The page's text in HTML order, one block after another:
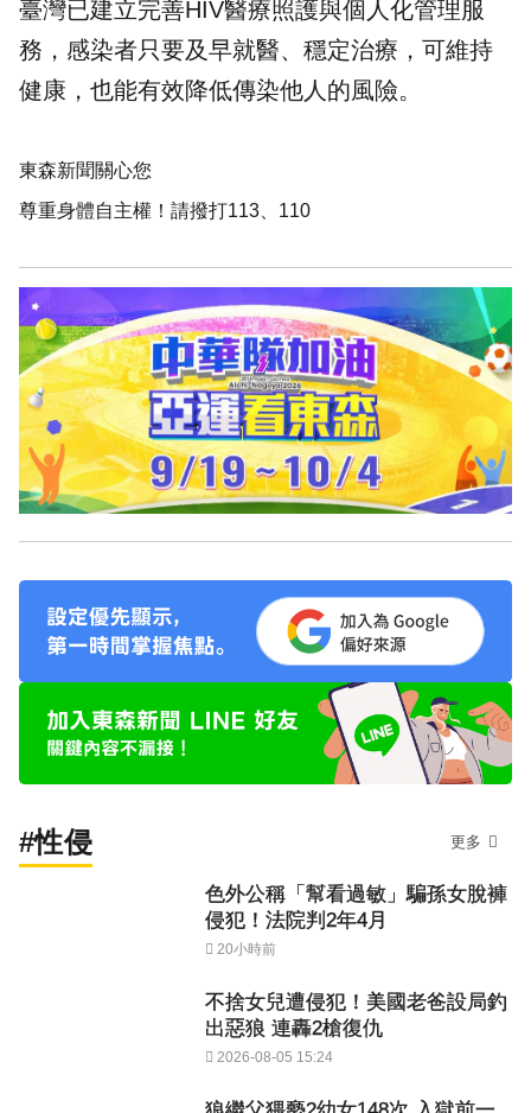
臺灣已建立完善HIV醫療照護與個人化管理服
務，感染者只要及早就醫、穩定治療，可維持
健康，也能有效降低傳染他人的風險。
東森新聞關心您
尊重身體自主權！請撥打113、110
#性侵 更多
色外公稱「幫看過敏」騙孫女脫褲
侵犯！法院判2年4月
20小時前
不捨女兒遭侵犯！美國老爸設局釣
出惡狼 連轟2槍復仇
2026-08-05 15:24